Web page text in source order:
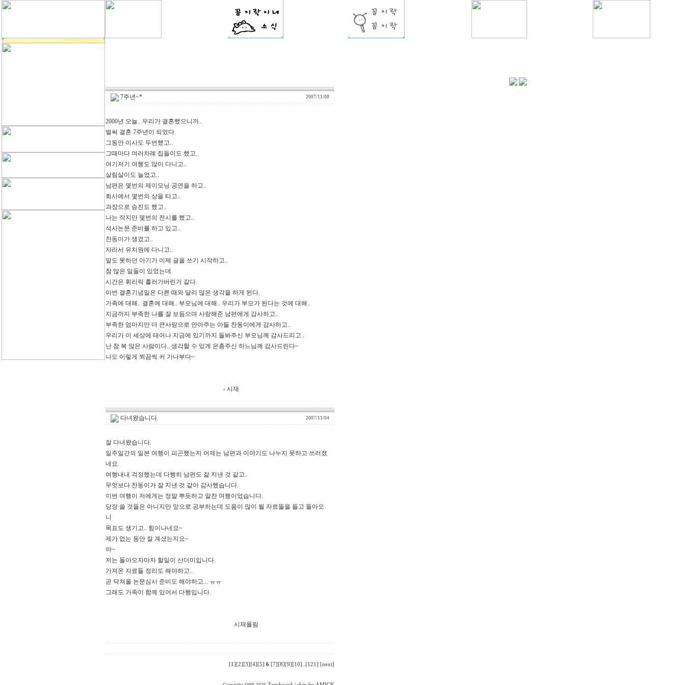
7주년~* 2007/11/08
2000년 오늘.. 우리가 결혼했으니까..
벌써 결혼 7주년이 되었다.
그동안 이사도 두번했고..
그때마다 여러차례 집들이도 했고..
여기저기 여행도 많이 다니고..
살림살이도 늘었고..
남편은 몇번의 제이모닝 공연을 하고..
회사에서 몇번의 상을 타고..
과장으로 승진도 했고..
나는 작지만 몇번의 전시를 했고..
석사논문 준비를 하고 있고..
찬동이가 생겼고..
자라서 유치원에 다니고..
말도 못하던 아기가 이제 글을 쓰기 시작하고..
참 많은 일들이 있었는데
시간은 휘리릭 흘러가버린거 같다.
이번 결혼기념일은 다른 때와 달리 많은 생각을 하게 된다.
가족에 대해.. 결혼에 대해.. 부모님에 대해.. 우리가 부모가 된다는 것에 대해..
지금까지 부족한 나를 잘 보듬으며 사랑해준 남편에게 감사하고..
부족한 엄마지만 더 큰사랑으로 안아주는 아들 찬동이에게 감사하고..
우리가 이 세상에 태어나 지금에 있기까지 돌봐주신 부모님께 감사드리고..
난 참 복 많은 사람이다.. 생각할 수 있게 은총주신 하느님께 감사드린다~
나도 이렇게 쬐끔씩 커 가나부다~
- 시재
다녀왔습니다. 2007/11/04
잘 다녀왔습니다.
일주일간의 일본 여행이 피곤했는지 어제는 남편과 이야기도 나누지 못하고 쓰러졌
네요.
여행내내 걱정했는데 다행히 남편도 잘 지낸 것 같고..
무엇보다 찬동이가 잘 지낸 것 같아 감사했습니다.
이번 여행이 저에게는 정말 뿌듯하고 알찬 여행이었습니다.
당장 쓸 것들은 아니지만 앞으로 공부하는데 도움이 많이 될 자료들을 들고 돌아오
니
목표도 생기고.. 힘이나네요~
제가 없는 동안 잘 계셨는지요~
아~
저는 돌아오자마자 할일이 산더미입니다.
가져온 자료들 정리도 해야하고..
곧 닥쳐올 논문심사 준비도 해야하고... ㅠㅠ
그래도 가족이 함께 있어서 다행입니다.
시재올림
[1] [2] [3] [4] [5] 6 [7] [8] [9] [10] [121] [next]